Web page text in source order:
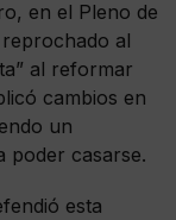
en el Pleno de
al
al reformar
cambios en
un
poder casarse.
esta